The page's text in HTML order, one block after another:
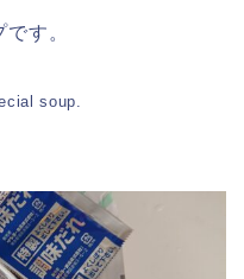
す。
soup.